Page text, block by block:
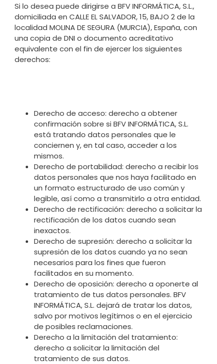
Si lo desea puede dirigirse a BFV INFORMÁTICA, S.L.,
domiciliada en CALLE EL SALVADOR, 15, BAJO 2 de la
localidad MOLINA DE SEGURA (MURCIA), España, con
una copia de DNI o documento acreditativo
equivalente con el fin de ejercer los siguientes
derechos:
Derecho de acceso: derecho a obtener
confirmación sobre si BFV INFORMÁTICA, S.L.
está tratando datos personales que le
conciernen y, en tal caso, acceder a los
mismos.
Derecho de portabilidad: derecho a recibir los
datos personales que nos haya facilitado en
un formato estructurado de uso común y
legible, así como a transmitirlo a otra entidad.
Derecho de rectificación: derecho a solicitar la
rectificación de los datos cuando sean
inexactos.
Derecho de supresión: derecho a solicitar la
supresión de los datos cuando ya no sean
necesarios para los fines que fueron
facilitados en su momento.
Derecho de oposición: derecho a oponerte al
tratamiento de tus datos personales. BFV
INFORMÁTICA, S.L. dejará de tratar los datos,
salvo por motivos legítimos o en el ejercicio
de posibles reclamaciones.
Derecho a la limitación del tratamiento:
derecho a solicitar la limitación del
tratamiento de sus datos.